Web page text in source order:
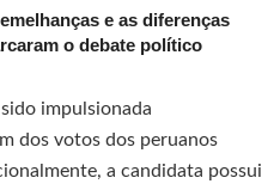
e as diferenças
o debate político
impulsionada
dos votos dos peruanos
a candidata possui